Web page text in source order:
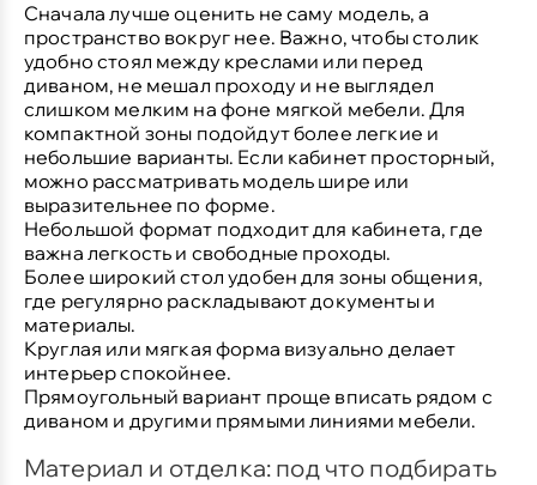
Сначала лучше оценить не саму модель, а
пространство вокруг нее. Важно, чтобы столик
удобно стоял между креслами или перед
диваном, не мешал проходу и не выглядел
слишком мелким на фоне мягкой мебели. Для
компактной зоны подойдут более легкие и
небольшие варианты. Если кабинет просторный,
можно рассматривать модель шире или
выразительнее по форме.
Небольшой формат подходит для кабинета, где
важна легкость и свободные проходы.
Более широкий стол удобен для зоны общения,
где регулярно раскладывают документы и
материалы.
Круглая или мягкая форма визуально делает
интерьер спокойнее.
Прямоугольный вариант проще вписать рядом с
диваном и другими прямыми линиями мебели.
Материал и отделка: под что подбирать